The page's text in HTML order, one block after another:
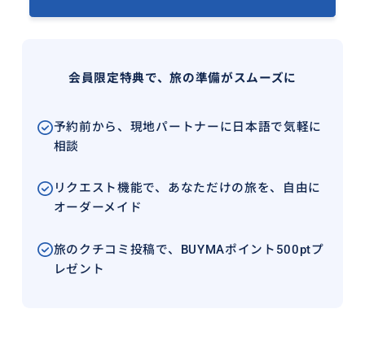
会員限定特典で、旅の準備がスムーズに
予約前から、現地パートナーに日本語で気軽に
相談
リクエスト機能で、あなただけの旅を、自由に
オーダーメイド
旅のクチコミ投稿で、BUYMAポイント500ptプ
レゼント